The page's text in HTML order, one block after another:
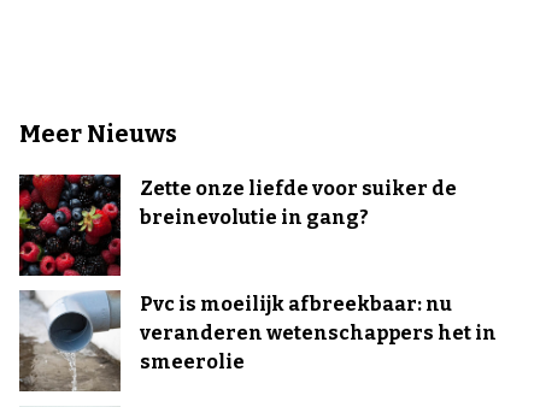
Meer Nieuws
Zette onze liefde voor suiker de
breinevolutie in gang?
Pvc is moeilijk afbreekbaar: nu
veranderen wetenschappers het in
smeerolie